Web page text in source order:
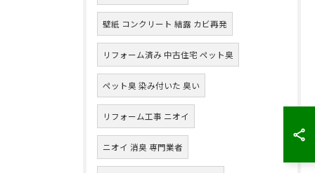
壁紙 コンクリート 結露 カビ再発
リフォーム済み 中古住宅 ペット臭
ペット臭 染み付いた 臭い
リフォーム工事 ニオイ
ニオイ 消臭 専門業者